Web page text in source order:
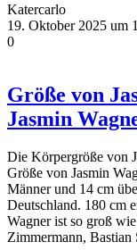
Katercarlo
19. Oktober 2025 um
0
Größe von
Jasmin
Die Körpergröße von
Größe von Jasmin
Männer und 14 cm
Deutschland. 180 cm
Wagner ist so groß
Zimmermann, Bastian